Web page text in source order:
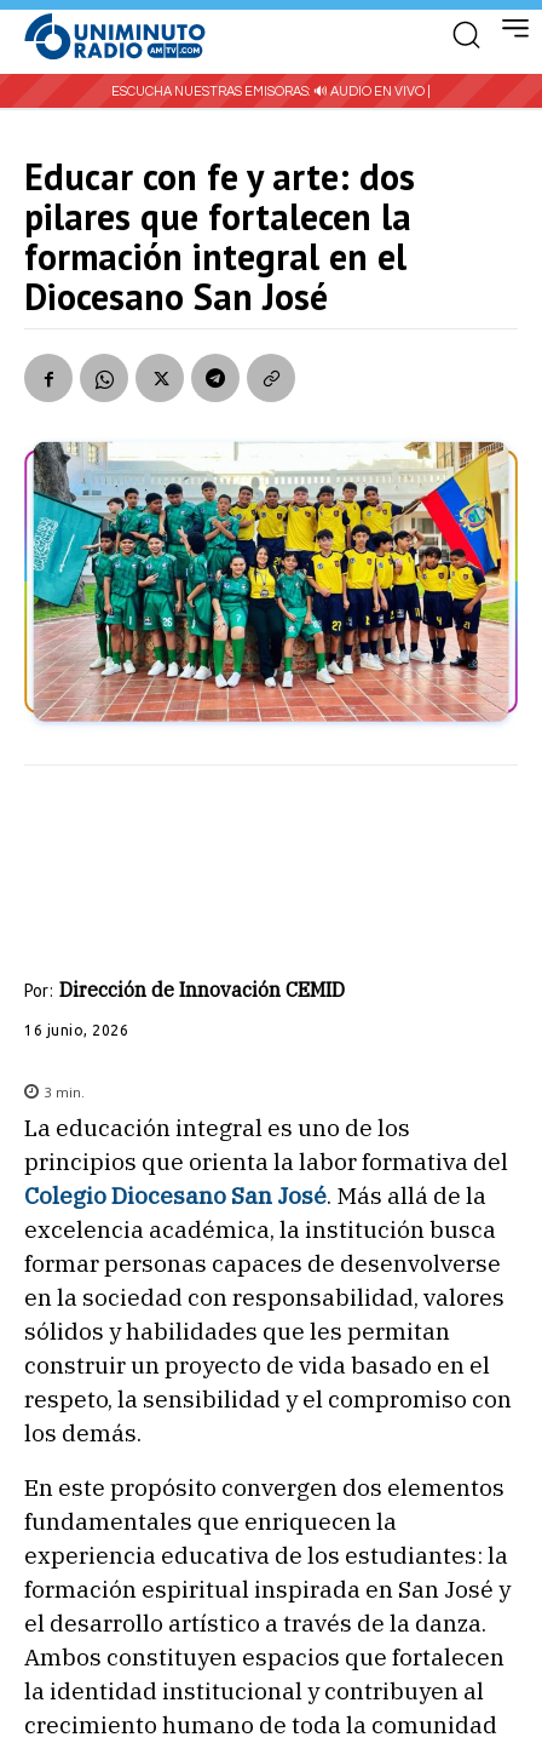
ESCUCHA NUESTRAS EMISORAS: 🔊 AUDIO EN VIVO |
Educar con fe y arte: dos
pilares que fortalecen la
formación integral en el
Diocesano San José
Por: Dirección de Innovación CEMID
16 junio, 2026
3 min.
La educación integral es uno de los
principios que orienta la labor formativa del
Colegio Diocesano San José. Más allá de la
excelencia académica, la institución busca
formar personas capaces de desenvolverse
en la sociedad con responsabilidad, valores
sólidos y habilidades que les permitan
construir un proyecto de vida basado en el
respeto, la sensibilidad y el compromiso con
los demás.
En este propósito convergen dos elementos
fundamentales que enriquecen la
experiencia educativa de los estudiantes: la
formación espiritual inspirada en San José y
el desarrollo artístico a través de la danza.
Ambos constituyen espacios que fortalecen
la identidad institucional y contribuyen al
crecimiento humano de toda la comunidad